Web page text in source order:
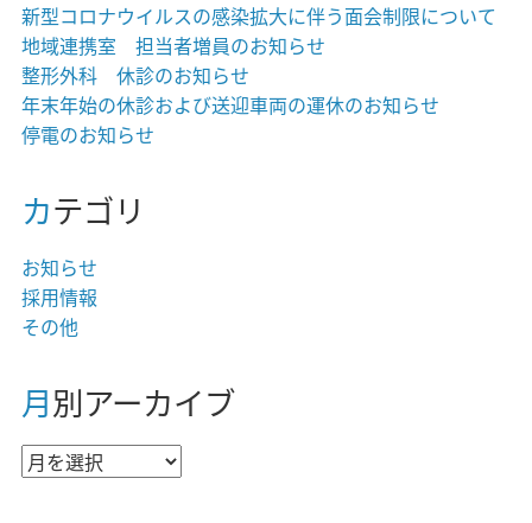
新型コロナウイルスの感染拡大に伴う面会制限について
地域連携室 担当者増員のお知らせ
整形外科 休診のお知らせ
年末年始の休診および送迎車両の運休のお知らせ
停電のお知らせ
カテゴリ
お知らせ
採用情報
その他
月別アーカイブ